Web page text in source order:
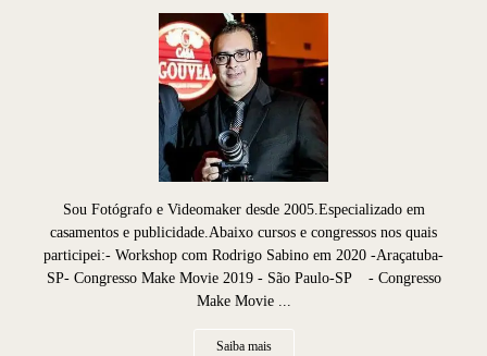
Sou Fotógrafo e Videomaker desde 2005.Especializado em
casamentos e publicidade.Abaixo cursos e congressos nos quais
participei:- Workshop com Rodrigo Sabino em 2020 -Araçatuba-
SP- Congresso Make Movie 2019 - São Paulo-SP - Congresso
Make Movie ...
Saiba mais